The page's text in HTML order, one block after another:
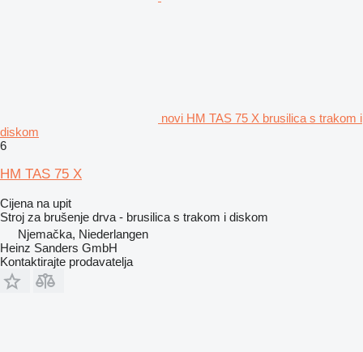
novi HM TAS 75 X brusilica s trakom i
diskom
6
HM TAS 75 X
Cijena na upit
Stroj za brušenje drva - brusilica s trakom i diskom
Njemačka, Niederlangen
Heinz Sanders GmbH
Kontaktirajte prodavatelja